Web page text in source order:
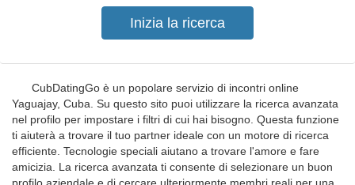
CubDatingGo è un popolare servizio di incontri online
Yaguajay, Cuba. Su questo sito puoi utilizzare la ricerca avanzata
nel profilo per impostare i filtri di cui hai bisogno. Questa funzione
ti aiuterà a trovare il tuo partner ideale con un motore di ricerca
efficiente. Tecnologie speciali aiutano a trovare l'amore e fare
amicizia. La ricerca avanzata ti consente di selezionare un buon